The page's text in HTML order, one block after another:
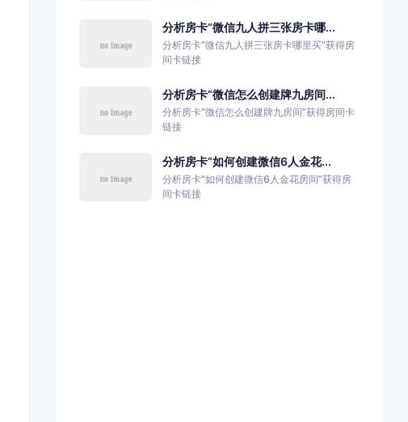
分析房卡“微信九人拼三张房卡哪...
分析房卡“微信九人拼三张房卡哪里买”获得房
间卡链接
分析房卡“微信怎么创建牌九房间...
分析房卡“微信怎么创建牌九房间”获得房间卡
链接
分析房卡“如何创建微信6人金花...
分析房卡“如何创建微信6人金花房间”获得房
间卡链接